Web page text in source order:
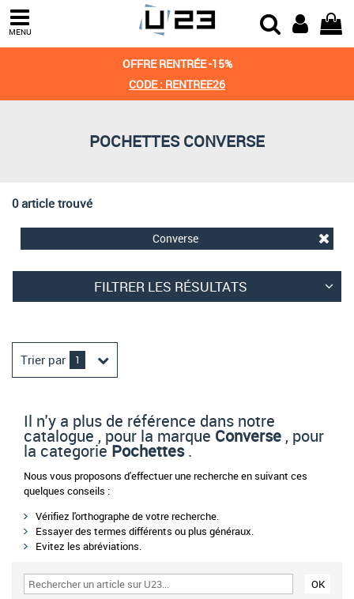
MENU
OFFRE RENTRÉE -15%
CODE : RENTREE26
POCHETTES CONVERSE
0 article trouvé
Converse
FILTRER LES RÉSULTATS
Trier par 1
Trier par
Derniers arrivages
Meilleures remises
Il n'y a plus de référence dans notre
catalogue , pour la marque Converse , pour
la categoriePochettes.
Nous vous proposons d'effectuer une recherche en suivant ces
quelques conseils :
Vérifiez l'orthographe de votre recherche.
Essayer des termes différents ou plus généraux.
Evitez les abréviations.